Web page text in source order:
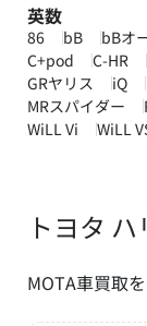
英数
86 bB bBオ
C+pod
C-HR
GRヤリス
iQ
MRスパイダー
WiLL Vi
WiLL
トヨタ
MOTA車買取